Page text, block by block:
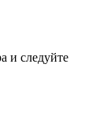
и следуйте